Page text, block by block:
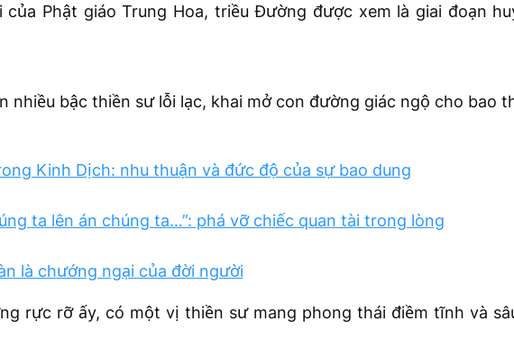
của Phật giáo Trung Hoa, triều Đường được xem là giai đoạn
nhiều bậc thiền sư lỗi lạc, khai mở con đường giác ngộ cho bao
Kinh Dịch: nhu thuận và đức độ của sự bao dung
ta lên án chúng ta…”: phá vỡ chiếc quan tài trong lòng
là chướng ngại của đời người
rực rỡ ấy, có một vị thiền sư mang phong thái điềm tĩnh và